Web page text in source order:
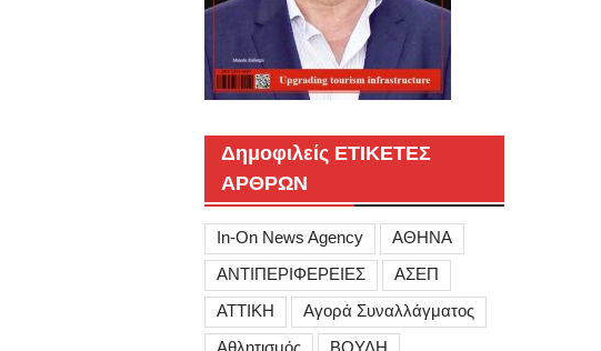
Δημοφιλείς ΕΤΙΚΕΤΕΣ
ΑΡΘΡΩΝ
In-On News Agency
ΑΘΗΝΑ
ΑΝΤΙΠΕΡΙΦΕΡΕΙΕΣ
ΑΣΕΠ
ΑΤΤΙΚΗ
Αγορά Συναλλάγματος
Αθλητισμός
ΒΟΥΛΗ